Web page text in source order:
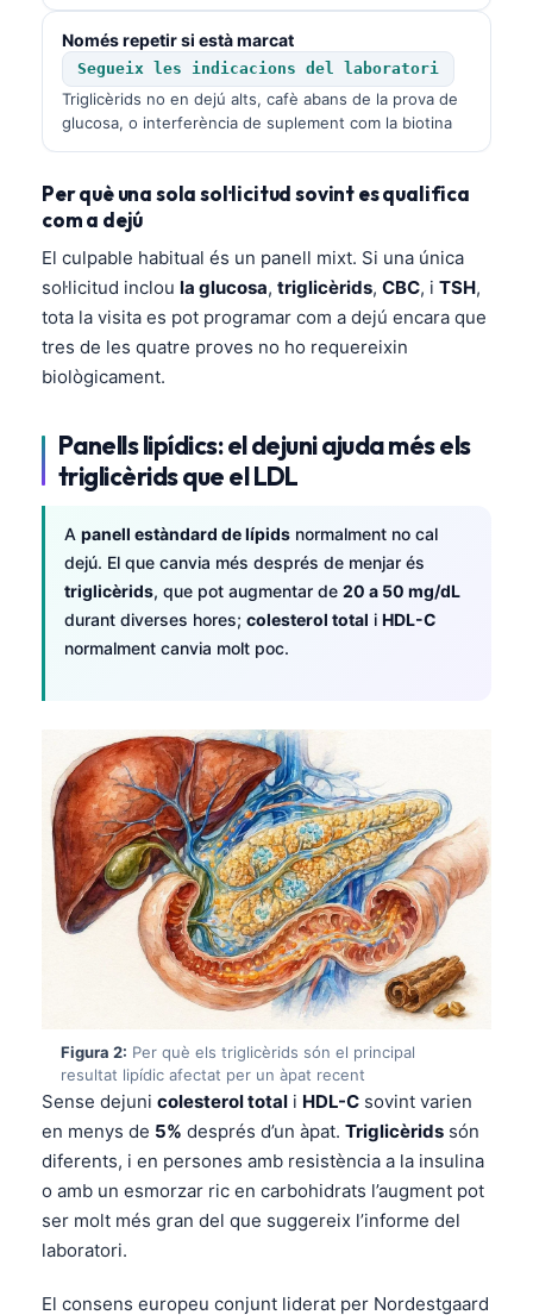
Només repetir si està marcat
Segueix les indicacions del laboratori
Triglicèrids no en dejú alts, cafè abans de la prova de
glucosa, o interferència de suplement com la biotina
Per què una sola sol·licitud sovint es qualifica
com a dejú
El culpable habitual és un panell mixt. Si una única
sol·licitud inclou la glucosa, triglicèrids, CBC, i TSH,
tota la visita es pot programar com a dejú encara que
tres de les quatre proves no ho requereixin
biològicament.
Panells lipídics: el dejuni ajuda més els
triglicèrids que el LDL
A panell estàndard de lípids normalment no cal
dejú. El que canvia més després de menjar és
triglicèrids, que pot augmentar de 20 a 50 mg/dL
durant diverses hores; colesterol total i HDL-C
normalment canvia molt poc.
Figura 2: Per què els triglicèrids són el principal
resultat lipídic afectat per un àpat recent
Sense dejuni colesterol total i HDL-C sovint varien
en menys de 5% després d’un àpat. Triglicèrids són
diferents, i en persones amb resistència a la insulina
o amb un esmorzar ric en carbohidrats l’augment pot
ser molt més gran del que suggereix l’informe del
laboratori.
El consens europeu conjunt liderat per Nordestgaard